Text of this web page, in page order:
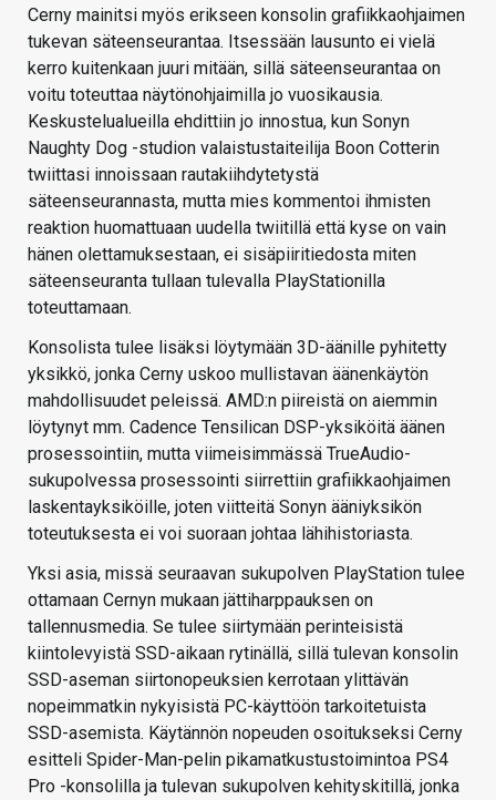
Cerny mainitsi myös erikseen konsolin grafiikkaohjaimen
tukevan säteenseurantaa. Itsessään lausunto ei vielä
kerro kuitenkaan juuri mitään, sillä säteenseurantaa on
voitu toteuttaa näytönohjaimilla jo vuosikausia.
Keskustelualueilla ehdittiin jo innostua, kun Sonyn
Naughty Dog -studion valaistustaiteilija Boon Cotterin
twiittasi innoissaan rautakiihdytetystä
säteenseurannasta, mutta mies kommentoi ihmisten
reaktion huomattuaan uudella twiitillä että kyse on vain
hänen olettamuksestaan, ei sisäpiiritiedosta miten
säteenseuranta tullaan tulevalla PlayStationilla
toteuttamaan.
Konsolista tulee lisäksi löytymään 3D-äänille pyhitetty
yksikkö, jonka Cerny uskoo mullistavan äänenkäytön
mahdollisuudet peleissä. AMD:n piireistä on aiemmin
löytynyt mm. Cadence Tensilican DSP-yksiköitä äänen
prosessointiin, mutta viimeisimmässä TrueAudio-
sukupolvessa prosessointi siirrettiin grafiikkaohjaimen
laskentayksiköille, joten viitteitä Sonyn ääniyksikön
toteutuksesta ei voi suoraan johtaa lähihistoriasta.
Yksi asia, missä seuraavan sukupolven PlayStation tulee
ottamaan Cernyn mukaan jättiharppauksen on
tallennusmedia. Se tulee siirtymään perinteisistä
kiintolevyistä SSD-aikaan rytinällä, sillä tulevan konsolin
SSD-aseman siirtonopeuksien kerrotaan ylittävän
nopeimmatkin nykyisistä PC-käyttöön tarkoitetuista
SSD-asemista. Käytännön nopeuden osoitukseksi Cerny
esitteli Spider-Man-pelin pikamatkustustoimintoa PS4
Pro -konsolilla ja tulevan sukupolven kehityskitillä, jonka